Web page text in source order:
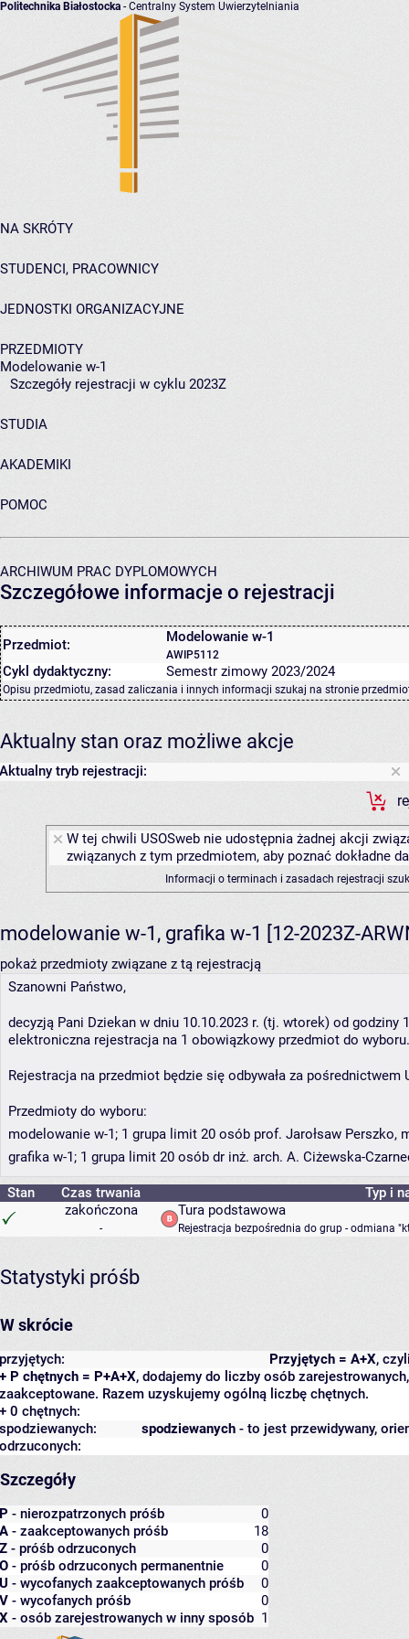
Politechnika Białostocka - Centralny System Uwierzytelniania
NA SKRÓTY
STUDENCI, PRACOWNICY
JEDNOSTKI ORGANIZACYJNE
PRZEDMIOTY
Modelowanie w-1
Szczegóły rejestracji w cyklu 2023Z
STUDIA
AKADEMIKI
POMOC
ARCHIWUM PRAC DYPLOMOWYCH
Szczegółowe informacje o rejestracji
Przedmiot: Modelowanie w-1
AWIP5112
Cykl dydaktyczny: Semestr zimowy 2023/2024
Opisu przedmiotu, zasad zaliczania i innych informacji szukaj na stronie
Aktualny stan oraz możliwe akcje
Aktualny tryb rejestracji:
W tej chwili USOSweb nie udostępnia żadnej akcji
związanych z tym przedmiotem, aby poznać dokładne
Informacji o terminach i zasadach rejestracji
modelowanie w-1, grafika w-1 [12-2023Z-
pokaż przedmioty związane z tą rejestracją
Szanowni Państwo,
decyzją Pani Dziekan w dniu 10.10.2023 r. (tj. wtorek) od godziny
elektroniczna rejestracja na 1 obowiązkowy przedmiot do wyboru.
Rejestracja na przedmiot będzie się odbywała za pośrednictwem
Przedmioty do wyboru:
modelowanie w-1; 1 grupa limit 20 osób prof. Jarołsaw Perszko,
grafika w-1; 1 grupa limit 20 osób dr inż. arch. A. Ciżewska-
Stan Czas trwania
Typ i
zakończona
-
Tura podstawowa
Rejestracja bezpośrednia do grup - odmiana
Statystyki próśb
W skrócie
Przyjętych = A+X,
przyjętych:
+ P chętnych = P+A+X, dodajemy do liczby osób
zaakceptowane. Razem uzyskujemy ogólną liczbę chętnych.
+ 0 chętnych:
spodziewanych - to jest przewidywany,
spodziewanych:
odrzuconych:
Szczegóły
P - nierozpatrzonych próśb
0
A - zaakceptowanych próśb
18
Z - próśb odrzuconych
0
O - próśb odrzuconych permanentnie
0
U - wycofanych zaakceptowanych próśb
0
V - wycofanych próśb
0
X - osób zarejestrowanych w inny sposób 1